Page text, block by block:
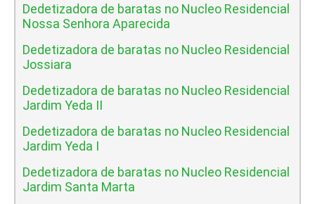
Dedetizadora de baratas no Nucleo Residencial
Nossa Senhora Aparecida
Dedetizadora de baratas no Nucleo Residencial
Jossiara
Dedetizadora de baratas no Nucleo Residencial
Jardim Yeda II
Dedetizadora de baratas no Nucleo Residencial
Jardim Yeda I
Dedetizadora de baratas no Nucleo Residencial
Jardim Santa Marta